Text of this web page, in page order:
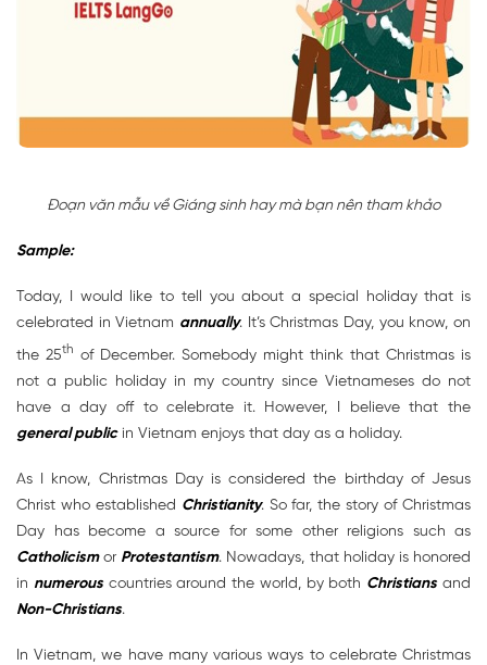
Đoạn văn mẫu về Giáng sinh hay mà bạn nên tham khảo
Sample:
Today, I would like to tell you about a special holiday that is
celebrated in Vietnam annually. It’s Christmas Day, you know, on
the 25th of December. Somebody might think that Christmas is
not a public holiday in my country since Vietnameses do not
have a day off to celebrate it. However, I believe that the
general publicin Vietnam enjoys that day as a holiday.
As I know, Christmas Day is considered the birthday of Jesus
Christ who established Christianity. So far, the story of Christmas
Day has become a source for some other religions such as
Catholicismor Protestantism. Nowadays, that holiday is honored
in numerouscountries around the world, by both Christiansand
Non-Christians.
In Vietnam, we have many various ways to celebrate Christmas